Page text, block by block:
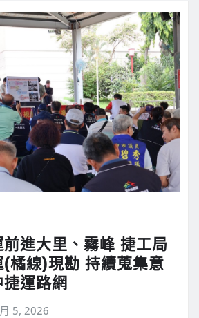
進大里、霧峰 捷工局
橘線)現勘 持續蒐集意
捷運路網
5, 2026